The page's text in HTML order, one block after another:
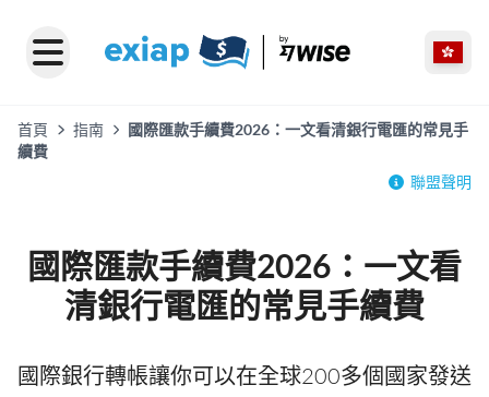
首頁 指南
國際匯款手續費2026：一文看清銀行電匯的常見手
續費
聯盟聲明
國際匯款手續費2026：一文看
清銀行電匯的常見手續費
國際銀行轉帳讓你可以在全球200多個國家發送